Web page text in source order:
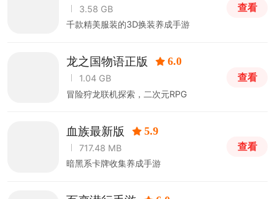
3.58 GB
千款精美服装的3D换装养成手游
查看
龙之国物语正版 6.0
1.04 GB
冒险狩龙联机探索，二次元RPG
查看
血族最新版 5.9
717.48 MB
暗黑系卡牌收集养成手游
查看